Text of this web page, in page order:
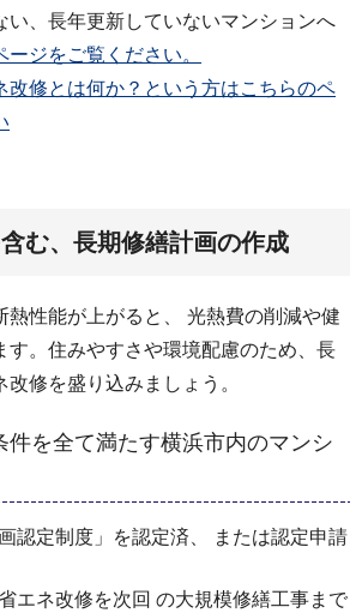
、長年更新していないマンションへ
ージをご覧ください。
改修とは何か？という方はこちらのペ
む、長期修繕計画の作成
熱性能が上がると、 光熱費の削減や健
す。住みやすさや環境配慮のため、長
修を盛り込みましょう。
件を全て満たす横浜市内のマンシ
認定制度」を認定済、 または認定申請
エネ改修を次回 の大規模修繕工事まで